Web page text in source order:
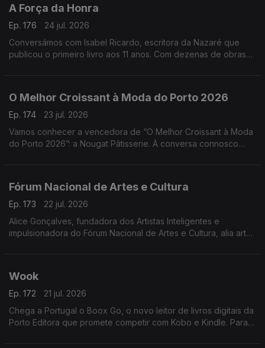
A Força da Honra
Ep. 176
24 jul. 2026
Conversámos com Isabel Ricardo, escritora da Nazaré que
publicou o primeiro livro aos 11 anos. Com dezenas de obras
O Melhor Croissant à Moda do Porto 2026
Ep. 174
23 jul. 2026
Vamos conhecer a vencedora de “O Melhor Croissant à Moda
do Porto 2026”: a Nougat Pâtisserie. À conversa connosco
Fórum Nacional de Artes e Cultura
Ep. 173
22 jul. 2026
Alice Gonçalves, fundadora dos Artistas Inteligentes e
impulsionadora do Fórum Nacional de Artes e Cultura, alia arte,
Wook
Ep. 172
21 jul. 2026
Chega a Portugal o Boox Go, o novo leitor de livros digitais da
Porto Editora que promete competir com Kobo e Kindle. Para